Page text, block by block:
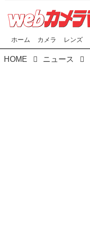
ホーム カメラ レンズ
HOME ニュース